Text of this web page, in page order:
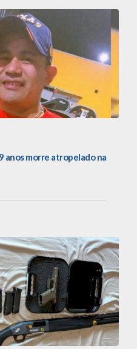
anos morre atropelado na